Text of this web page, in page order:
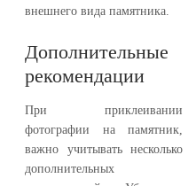
внешнего вида памятника.
Дополнительные
рекомендации
При приклеивании
фотографии на памятник,
важно учитывать несколько
дополнительных